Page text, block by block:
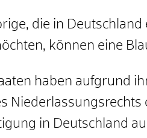
die in
können eine
haben aufgrund
in Deutschland